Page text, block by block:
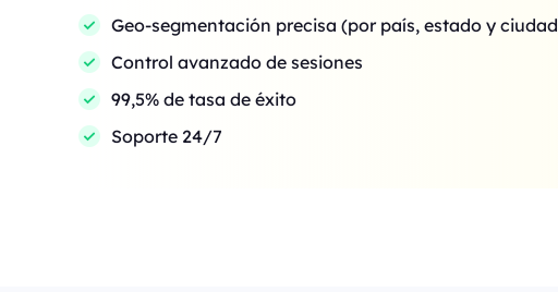
Geo-segmentación precisa (por país, estado y
Control avanzado de sesiones
99,5% de tasa de éxito
Soporte 24/7